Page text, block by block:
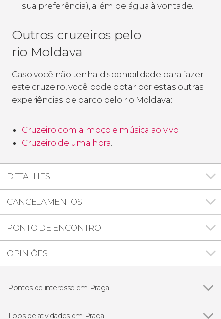
sua preferência), além de água à vontade.
Outros cruzeiros pelo
rio Moldava
Caso você não tenha disponibilidade para fazer
este cruzeiro, você pode optar por estas outras
experiências de barco pelo rio Moldava:
Cruzeiro com almoço e música ao vivo.
Cruzeiro de uma hora.
DETALHES
CANCELAMENTOS
PONTO DE ENCONTRO
OPINIÕES
Pontos de interesse em Praga
Ponte Carlos
Tipos de atividades em Praga